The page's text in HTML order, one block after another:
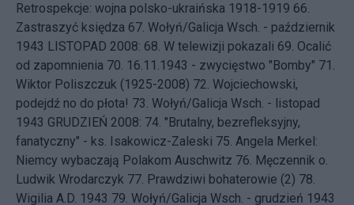
Retrospekcje: wojna polsko-ukraińska 1918-1919 66.
Zastraszyć księdza 67. Wołyń/Galicja Wsch. - październik
1943 LISTOPAD 2008: 68. W telewizji pokazali 69. Ocalić
od zapomnienia 70. 16.11.1943 - zwycięstwo "Bomby" 71.
Wiktor Poliszczuk (1925-2008) 72. Wojciechowski,
podejdź no do płota! 73. Wołyń/Galicja Wsch. - listopad
1943 GRUDZIEŃ 2008: 74. "Brutalny, bezrefleksyjny,
fanatyczny" - ks. Isakowicz-Zaleski 75. Angela Merkel:
Niemcy wybaczają Polakom Auschwitz 76. Męczennik o.
Ludwik Wrodarczyk 77. Prawdziwi bohaterowie (2) 78.
Wigilia A.D. 1943 79. Wołyń/Galicja Wsch. - grudzień 1943